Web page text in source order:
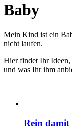
Baby
Mein Kind ist ein
nicht laufen.
Hier findet Ihr Ideen,
und was Ihr ihm
Rein damit